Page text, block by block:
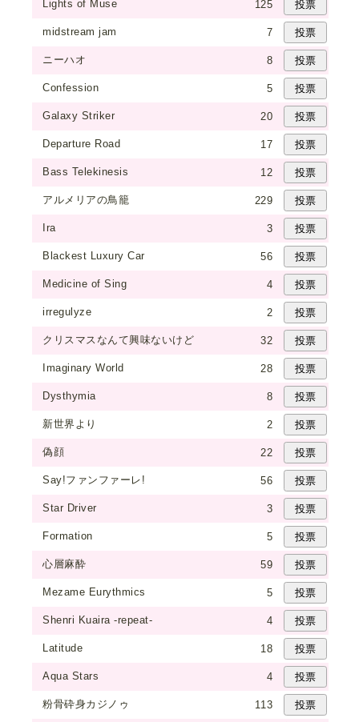
Lights of Muse 125
midstream jam 7
ニーハオ 8
Confession 5
Galaxy Striker 20
Departure Road 17
Bass Telekinesis 12
アルメリアの鳥籠 229
Ira 3
Blackest Luxury Car 56
Medicine of Sing 4
irregulyze 2
クリスマスなんて興味ないけど 32
Imaginary World 28
Dysthymia 8
新世界より 2
偽顔 22
Say!ファンファーレ! 56
Star Driver 3
Formation 5
心層麻酔 59
Mezame Eurythmics 5
Shenri Kuaira -repeat- 4
Latitude 18
Aqua Stars 4
粉骨砕身カジノゥ 113